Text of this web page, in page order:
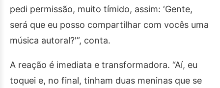
pedi permissão, muito tímido, assim: ‘Gente,
será que eu posso compartilhar com vocês uma
música autoral?'”, conta.
A reação é imediata e transformadora. “Aí, eu
toquei e, no final, tinham duas meninas que se